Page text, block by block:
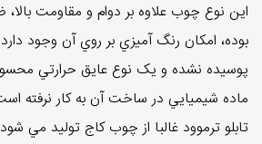
اين نوع چوب علاوه بر دوام و مقاومت
بوده، امکان رنگ آميزي بر روي آن وجود
پوسيده نشده و يک نوع عايق حرارتي
ماده شيميايي در ساخت آن به کار نرفته
تابلو ترموود غالبا از چوب کاج توليد مي